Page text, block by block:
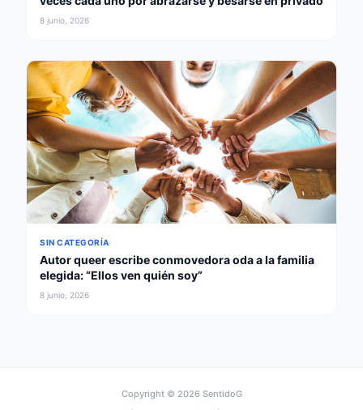
8 junio, 2026
SIN CATEGORÍA
Autor queer escribe conmovedora oda a la familia
elegida: “Ellos ven quién soy”
8 junio, 2026
Copyright © 2026 SentidoG